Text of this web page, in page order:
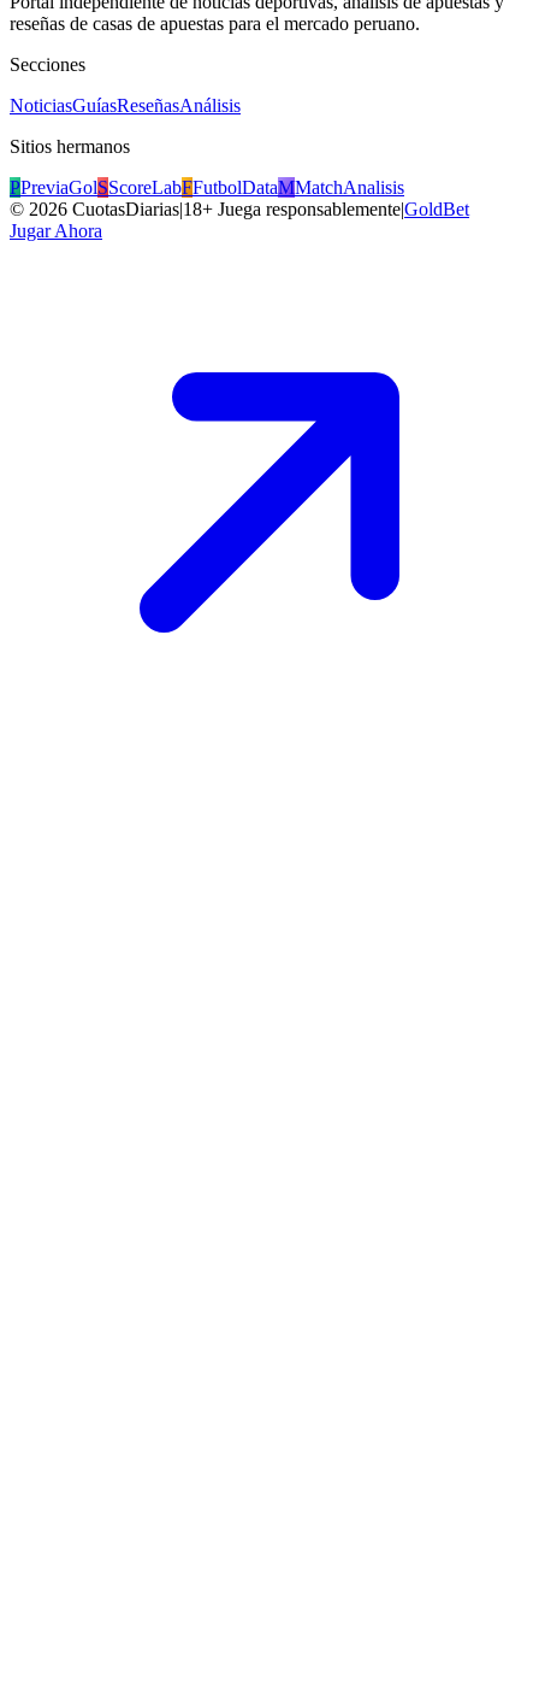
reseñas de casas de apuestas para el mercado peruano.
Secciones
NoticiasGuíasReseñasAnálisis
Sitios hermanos
PPreviaGolSScoreLabFFutbolDataMMatchAnalisis
© 2026 CuotasDiarias|18+ Juega responsablemente|GoldBet
Jugar Ahora